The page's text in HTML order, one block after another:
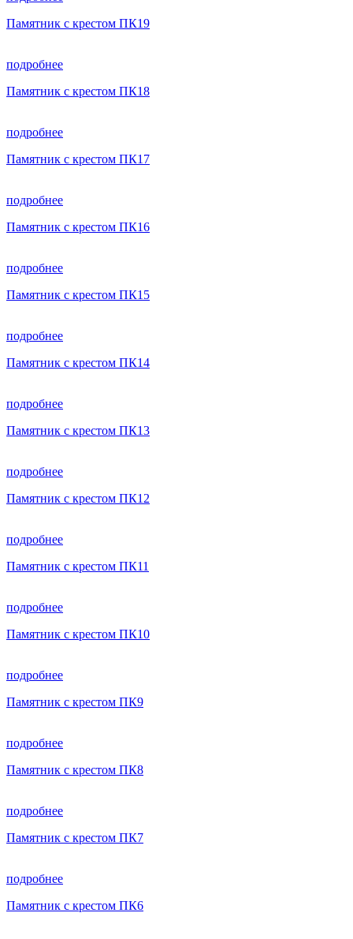
Памятник с крестом ПК19
подробнее
Памятник с крестом ПК18
подробнее
Памятник с крестом ПК17
подробнее
Памятник с крестом ПК16
подробнее
Памятник с крестом ПК15
подробнее
Памятник с крестом ПК14
подробнее
Памятник с крестом ПК13
подробнее
Памятник с крестом ПК12
подробнее
Памятник с крестом ПК11
подробнее
Памятник с крестом ПК10
подробнее
Памятник с крестом ПК9
подробнее
Памятник с крестом ПК8
подробнее
Памятник с крестом ПК7
подробнее
Памятник с крестом ПК6